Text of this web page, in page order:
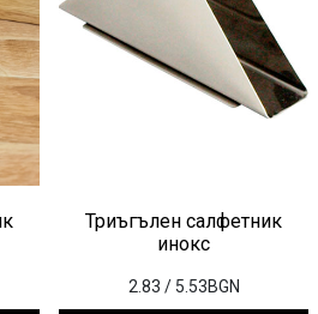
Триъгълен салфетник
инокс
2.83 / 5.53BGN